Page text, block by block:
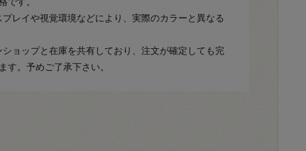
プレイや視覚環境などにより、実際のカラーと異なる
ショップと在庫を共有しており、注文が確定しても完
す。予めご了承下さい。